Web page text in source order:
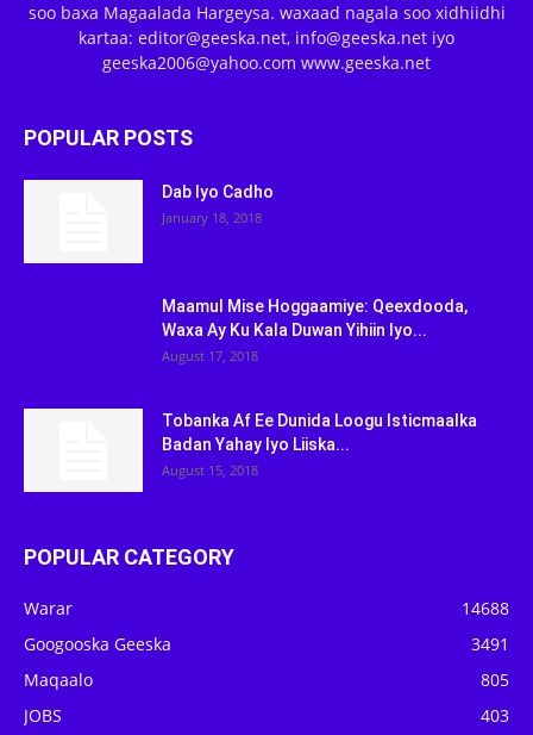
soo baxa Magaalada Hargeysa. waxaad nagala soo xidhiidhi
kartaa: editor@geeska.net, info@geeska.net iyo
geeska2006@yahoo.com www.geeska.net
POPULAR POSTS
Dab Iyo Cadho
January 18, 2018
Maamul Mise Hoggaamiye: Qeexdooda,
Waxa Ay Ku Kala Duwan Yihiin Iyo...
August 17, 2018
Tobanka Af Ee Dunida Loogu Isticmaalka
Badan Yahay Iyo Liiska...
August 15, 2018
POPULAR CATEGORY
Warar
14688
Googooska Geeska
3491
Maqaalo
805
JOBS
403